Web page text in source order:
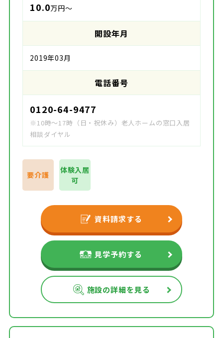
10.0万円～
開設年月
2019年03月
電話番号
0120-64-9477
※10時～17時（日・祝休み）老人ホームの窓口入居
相談ダイヤル
要介護
体験入居
可
資料請求する
見学予約する
施設の詳細を見る